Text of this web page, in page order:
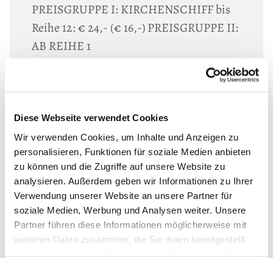
Diese Webseite verwendet Cookies
Wir verwenden Cookies, um Inhalte und Anzeigen zu
personalisieren, Funktionen für soziale Medien anbieten
zu können und die Zugriffe auf unsere Website zu
analysieren. Außerdem geben wir Informationen zu Ihrer
Verwendung unserer Website an unsere Partner für
soziale Medien, Werbung und Analysen weiter. Unsere
Partner führen diese Informationen möglicherweise mit
weiteren Daten zusammen, die Sie ihnen bereitgestellt
PREISGRUPPE I: KIRCHENSCHIFF bis
Reihe 12: € 24,- (€ 16,-) PREISGRUPPE II:
AB REIHE 1
Barocke und zeitgenössische Werken für Chor, Solisten und
historischem Instrumentalensemble gehen in diesem
weihnachtlichen Konzert eine reizvolle Verbindung ein.
Der Gospelchor Nienstedten wirkt in der 2. Konzerthälfte mit.
→ Ticket Onlineverkauf: